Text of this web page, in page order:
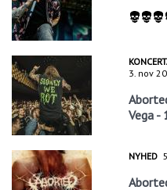
3. nov
Vega -
NYHED